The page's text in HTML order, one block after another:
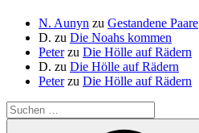
N. Aunyn zu Gestandene Paare
D. zu Die Noahs kommen
Peterzu Die Hölle auf Rädern
D. zu Die Hölle auf Rädern
Peterzu Die Hölle auf Rädern
Suche
nach: